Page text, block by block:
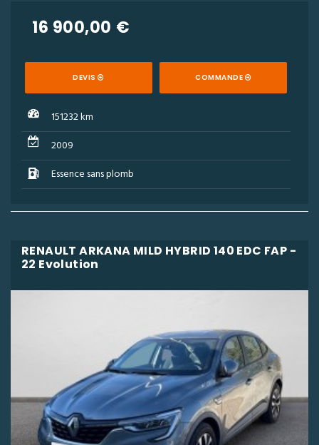
16 900,00 €
DEVIS COMMANDE
151232 km
2009
Essence sans plomb
RENAULT ARKANA MILD HYBRID 140 EDC FAP -
22 Evolution